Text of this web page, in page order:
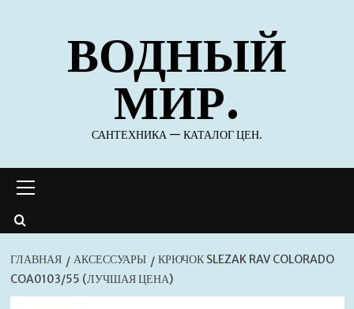
содержимомуВОДНЫЙ
МИР.
САНТЕХНИКА — КАТАЛОГ ЦЕН.
меню
ГЛАВНАЯ АКСЕССУАРЫ
КРЮЧОК SLEZAK RAV COLORADO
COA0103/55 (ЛУЧШАЯ ЦЕНА)